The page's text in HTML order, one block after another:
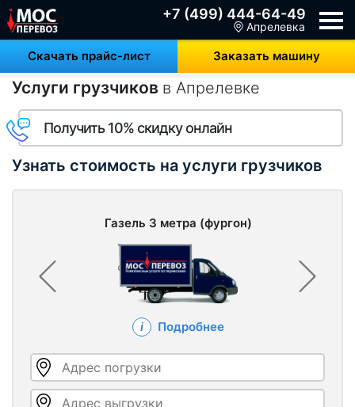
+7 (499) 444-64-49
Скачать прайс-лист Заказать машину
Апрелевка
Услуги грузчиков в Апрелевке
Получить 10% скидку онлайн
Узнать стоимость на услуги грузчиков
Газель 3 метра (фургон)
Подробнее
Адрес погрузки
Адрес выгрузки